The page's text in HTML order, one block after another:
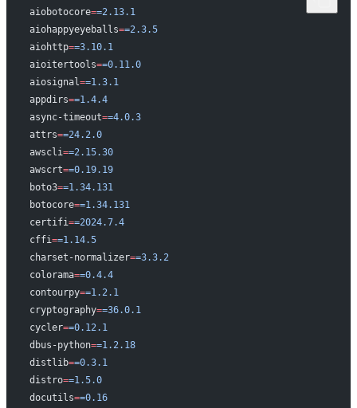
aiobotocore==2.13.1
aiohappyeyeballs==2.3.5
aiohttp==3.10.1
aioitertools==0.11.0
aiosignal==1.3.1
appdirs==1.4.4
async-timeout==4.0.3
attrs==24.2.0
awscli==2.15.30
awscrt==0.19.19
boto3==1.34.131
botocore==1.34.131
certifi==2024.7.4
cffi==1.14.5
charset-normalizer==3.3.2
colorama==0.4.4
contourpy==1.2.1
cryptography==36.0.1
cycler==0.12.1
dbus-python==1.2.18
distlib==0.3.1
distro==1.5.0
docutils==0.16